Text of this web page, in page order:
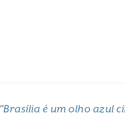
"Brasília é um olho azul